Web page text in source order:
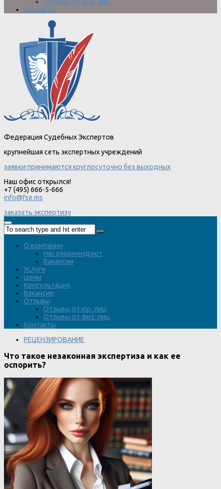
Отзывы от физ. лиц
Контакты
Федерация Судебных Экспертов
крупнейшая сеть экспертных учреждений
заявки принимаются круглосуточно без выходных
Наш офис открылся!
+7 (495) 666-5-666
info@fse.ms
заказать экспертизу
О компании
Нас рекомендуют
Вакансии
Услуги
Цены
Консультация
Вакансии
Отзывы
Отзывы от юр. лиц
Отзывы от физ. лиц
Контакты
РЕЦЕНЗИРОВАНИЕ
Что такое незаконная экспертиза и как ее
оспорить?